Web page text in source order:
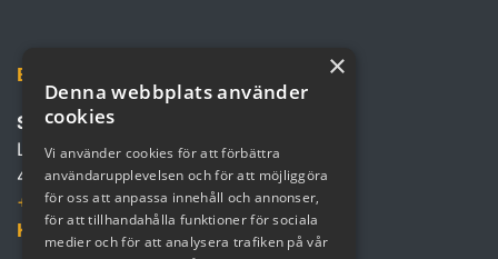
Besök oss
Squeed Göteborg
Lindholmsallén 2
417 55 Göteborg
+46 (0)702 10 92 03
Kontakta oss
×
Denna webbplats använder
cookies
Vi använder cookies för att förbättra
användarupplevelsen och för att möjliggöra
för oss att anpassa innehåll och annonser,
för att tillhandahålla funktioner för sociala
medier och för att analysera trafiken på vår